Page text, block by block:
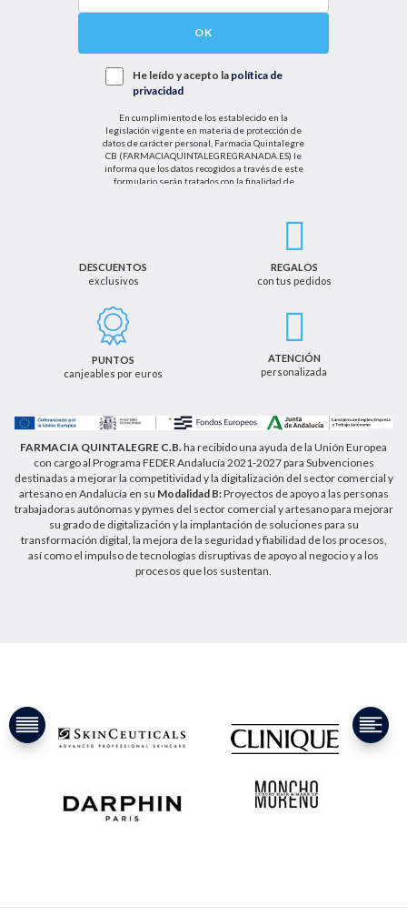
OK
He leído y acepto la política de
privacidad
En cumplimiento de los establecido en la
legislación vigente en materia de protección de
datos de carácter personal, Farmacia Quintalegre
CB (FARMACIAQUINTALEGREGRANADA.ES) le
informa que los datos recogidos a través de este
formulario serán tratados con la finalidad de
el tratamiento de sus datos personales se basará
cancelación u oposición, así como los derechos
adicionales que le asisten a través de la dirección
de email info@farmaciaquintalegregranada.es, así
como a través de los medios detallados en la
información adicional sobre nuestra política de
privacidad que puede consultar en la dirección web
DESCUENTOS
exclusivos
REGALOS
con tus pedidos
PUNTOS
canjeables por euros
ATENCIÓN
personalizada
FARMACIA QUINTALEGRE C.B.ha recibido una ayuda de la Unión Europea
con cargo al Programa FEDER Andalucía 2021-2027 para Subvenciones
destinadas a mejorar la competitividad y la digitalización del sector comercial y
artesano en Andalucía en su Modalidad B:Proyectos de apoyo a las personas
trabajadoras autónomas y pymes del sector comercial y artesano para mejorar
su grado de digitalización y la implantación de soluciones para su
transformación digital, la mejora de la seguridad y fiabilidad de los procesos,
así como el impulso de tecnologías disruptivas de apoyo al negocio y a los
procesos que los sustentan.